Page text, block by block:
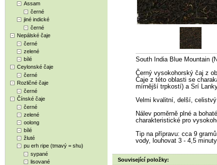
Assam
černé
jiné indické
černé
Nepálské čaje
černé
zelené
bílé
Ceylonské čaje
černé
Rozličné čaje
černé
Čínské čaje
černé
zelené
oolong
bílé
žluté
pu erh ripe (tmavý = shu)
sypané
lisované
South India Blue Mountain
Černý vysokohorský čaj z
Čaje z této oblasti se
mírnější trpkostí) a Srí
Velmi kvalitní, delší,
Nálev poměrně plné a
charakteristické pro
Tip na přípravu: cca 9
vody, louhovat 3 - 4,5
Související položky: